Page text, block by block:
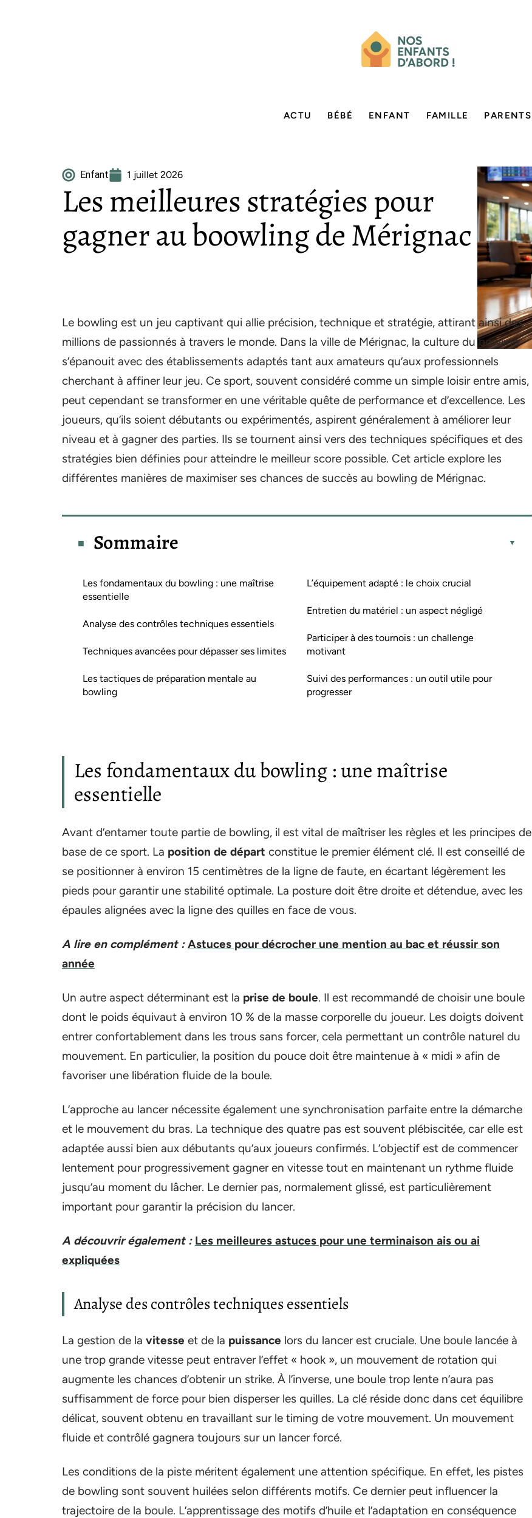
ACTU BÉBÉ ENFANT FAMILLE PARENTS
Enfant 1 juillet 2026
Les meilleures stratégies pour
gagner au boowling de Mérignac
Le bowling est un jeu captivant qui allie précision, technique et stratégie, attirant ainsi des
millions de passionnés à travers le monde. Dans la ville de Mérignac, la culture du bowling
s’épanouit avec des établissements adaptés tant aux amateurs qu’aux professionnels
cherchant à affiner leur jeu. Ce sport, souvent considéré comme un simple loisir entre amis,
peut cependant se transformer en une véritable quête de performance et d’excellence. Les
joueurs, qu’ils soient débutants ou expérimentés, aspirent généralement à améliorer leur
niveau et à gagner des parties. Ils se tournent ainsi vers des techniques spécifiques et des
stratégies bien définies pour atteindre le meilleur score possible. Cet article explore les
différentes manières de maximiser ses chances de succès au bowling de Mérignac.
Sommaire
Les fondamentaux du bowling : une maîtrise
essentielle
Analyse des contrôles techniques essentiels
Techniques avancées pour dépasser ses limites
Les tactiques de préparation mentale au
bowling
L’équipement adapté : le choix crucial
Entretien du matériel : un aspect négligé
Participer à des tournois : un challenge
motivant
Suivi des performances : un outil utile pour
progresser
Les fondamentaux du bowling : une maîtrise
essentielle
Avant d’entamer toute partie de bowling, il est vital de maîtriser les règles et les principes de
base de ce sport. La position de départ constitue le premier élément clé. Il est conseillé de
se positionner à environ 15 centimètres de la ligne de faute, en écartant légèrement les
pieds pour garantir une stabilité optimale. La posture doit être droite et détendue, avec les
épaules alignées avec la ligne des quilles en face de vous.
A lire en complément : Astuces pour décrocher une mention au bac et réussir son
année
Un autre aspect déterminant est la prise de boule. Il est recommandé de choisir une boule
dont le poids équivaut à environ 10 % de la masse corporelle du joueur. Les doigts doivent
entrer confortablement dans les trous sans forcer, cela permettant un contrôle naturel du
mouvement. En particulier, la position du pouce doit être maintenue à « midi » afin de
favoriser une libération fluide de la boule.
L’approche au lancer nécessite également une synchronisation parfaite entre la démarche
et le mouvement du bras. La technique des quatre pas est souvent plébiscitée, car elle est
adaptée aussi bien aux débutants qu’aux joueurs confirmés. L’objectif est de commencer
lentement pour progressivement gagner en vitesse tout en maintenant un rythme fluide
jusqu’au moment du lâcher. Le dernier pas, normalement glissé, est particulièrement
important pour garantir la précision du lancer.
A découvrir également : Les meilleures astuces pour une terminaison ais ou ai
expliquées
Analyse des contrôles techniques essentiels
La gestion de la vitesse et de la puissance lors du lancer est cruciale. Une boule lancée à
une trop grande vitesse peut entraver l’effet « hook », un mouvement de rotation qui
augmente les chances d’obtenir un strike. À l’inverse, une boule trop lente n’aura pas
suffisamment de force pour bien disperser les quilles. La clé réside donc dans cet équilibre
délicat, souvent obtenu en travaillant sur le timing de votre mouvement. Un mouvement
fluide et contrôlé gagnera toujours sur un lancer forcé.
Les conditions de la piste méritent également une attention spécifique. En effet, les pistes
de bowling sont souvent huilées selon différents motifs. Ce dernier peut influencer la
trajectoire de la boule. L’apprentissage des motifs d’huile et l’adaptation en conséquence